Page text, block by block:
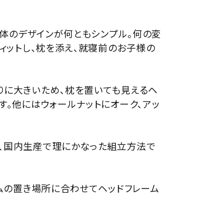
のデザインが何ともシンプル。何の変
トし、枕を添え、就寝前のお子様の
大きいため、枕を置いても見えるヘ
他にはウォールナットにオーク、アッ
国内生産で理にかなった組立方法で
の置き場所に合わせてヘッドフレーム